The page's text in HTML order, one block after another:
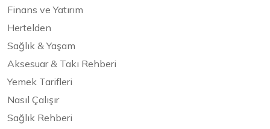
Finans ve Yatırım
Hertelden
Sağlık & Yaşam
Aksesuar & Takı Rehberi
Yemek Tarifleri
Nasıl Çalışır
Sağlık Rehberi